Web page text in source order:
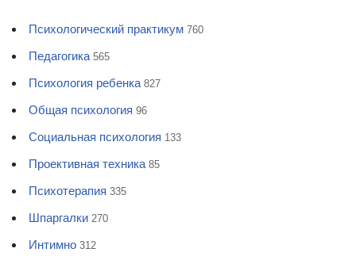
Психологический практикум 760
Педагогика 565
Психология ребенка 827
Общая психология 96
Социальная психология 133
Проективная техника 85
Психотерапия 335
Шпаргалки 270
Интимно 312